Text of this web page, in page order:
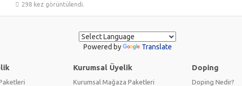
298 kez görüntülendi.
Powered by Translate
Kurumsal Üyelik
Kurumsal Mağaza Paketleri
Doping
Doping Nedir?